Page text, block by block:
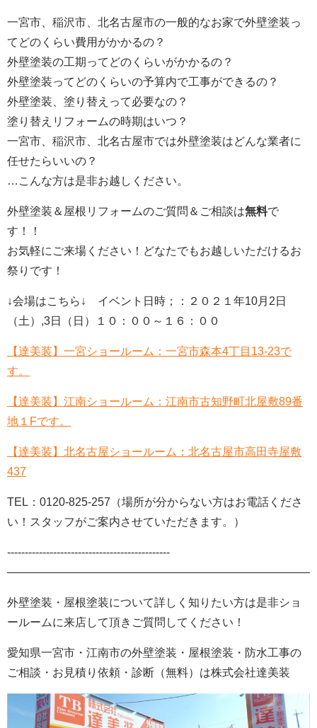
一宮市、稲沢市、北名古屋市の一般的なお家で外壁塗装っ
てどのくらい費用がかかるの？
外壁塗装の工期ってどのくらいがかかるの？
外壁塗装ってどのくらいの予算内で工事ができるの？
外壁塗装、 塗り替えって必要なの？
塗り替えリフォームの時期はいつ？
一宮市、稲沢市、北名古屋市では外壁塗装はどんな業者に
任せたらいいの？
…こんな方は是非お越しください。
外壁塗装＆屋根リフォームのご質問＆ご相談は無料で
す！！
お気軽にご来場ください！ どなたでもお越しいただけるお
祭りです！
↓会場はこちら↓ イベント日時；：
２０２１年10月2日
（土）,3日（日）１０：００～１６：００
【達美装】一宮ショールーム：一宮市森本4丁目13-23で
す。
【達美装】江南ショールーム：江南市古知野町北屋敷89番
地１Fです。
【達美装】北名古屋ショールーム： 北名古屋市高田寺屋敷
437
TEL： 0120-825-257（場所が分からない方はお電話くださ
い！スタッフがご案内させていただきます。）
‐‐‐‐‐‐‐‐‐‐‐‐‐‐‐‐‐‐‐‐‐‐‐‐‐‐‐‐‐‐‐‐‐‐‐‐‐‐‐‐‐‐‐‐‐‐
———————————————————————————-
外壁塗装・屋根塗装について詳しく知りたい方は是非ショ
ールームに来店して頂きご質問してください！
愛知県一宮市・江南市の外壁塗装 ・屋根塗装・防水工事の
ご相談・お見積り依頼・診断 （無料） は株式会社達美装